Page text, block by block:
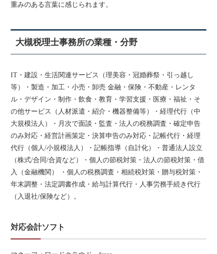
重みのある言葉に感じられます。
大槻税理士事務所の業種・分野
IT・建設・生活関連サービス（理美容・冠婚葬祭・引っ越し
等）・製造・加工・小売・卸売 金融・保険・不動産・レンタ
ル・デザイン・制作・飲食・教育・学習支援・医療・福祉・そ
の他サービス（人材派遣・紹介・機器整備等）・経理代行（中
大規模法人）・月次で面談・監査・法人の税務調査・確定申告
のみ対応・経営計画策定・決算申告のみ対応・記帳代行・経理
代行（個人/小規模法人）・記帳指導（自計化）・普通法人設立
（株式/合同/合資など）・個人の節税対策・法人の節税対策・借
入（金融機関） ・個人の税務調査・相続税対策・贈与税対策・
年末調整・法定調書作成・給与計算代行・人事労務手続き代行
（入退社/保険など）。
対応会計ソフト